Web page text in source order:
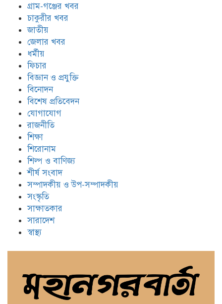
গ্রাম-গঞ্জের খবর
চাকুরীর খবর
জাতীয়
জেলার খবর
ধর্মীয়
ফিচার
বিজ্ঞান ও প্রযুক্তি
বিনোদন
বিশেষ প্রতিবেদন
যোগাযোগ
রাজনীতি
শিক্ষা
শিরোনাম
শিল্প ও বাণিজ্য
শীর্ষ সংবাদ
সম্পাদকীয় ও উপ-সম্পাদকীয়
সংস্কৃতি
সাক্ষাতকার
সারাদেশ
স্বাস্থ্য